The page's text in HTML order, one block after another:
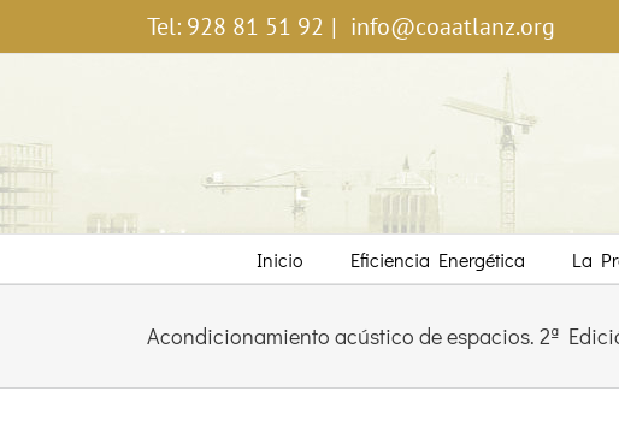
Tel: 928 81 51 92 | info@coaatlanz.org
Inicio Eficiencia Energética La
Acondicionamiento acústico de espacios. 2ª